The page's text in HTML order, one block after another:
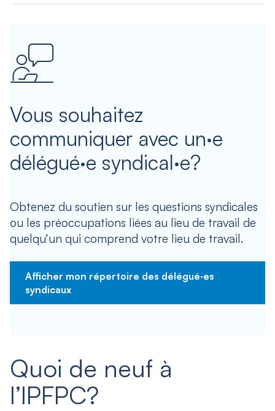
Vous souhaitez
communiquer avec un·e
délégué·e syndical·e?
Obtenez du soutien sur les questions syndicales
ou les préoccupations liées au lieu de travail de
quelqu’un qui comprend votre lieu de travail.
Afficher mon répertoire des délégué·es
syndicaux
Quoi de neuf à
l’IPFPC?